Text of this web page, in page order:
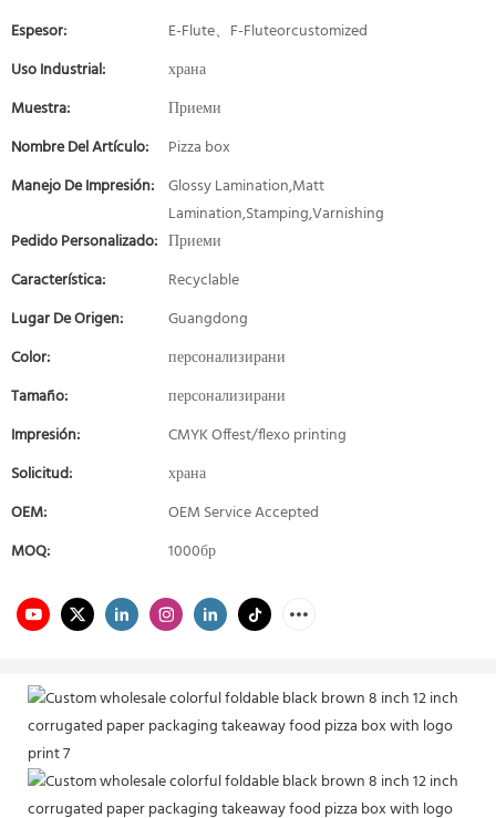
Espesor:
E-Flute、F-Fluteorcustomized
Uso Industrial:
храна
Muestra:
Приеми
Nombre Del Artículo:
Pizza box
Manejo De Impresión: Glossy Lamination,Matt
Lamination,Stamping,Varnishing
Pedido Personalizado: Приеми
Característica:
Recyclable
Lugar De Origen:
Guangdong
Color:
персонализирани
Tamaño:
персонализирани
Impresión:
CMYK Offest/flexo printing
Solicitud:
храна
OEM:
OEM Service Accepted
MOQ:
1000бр